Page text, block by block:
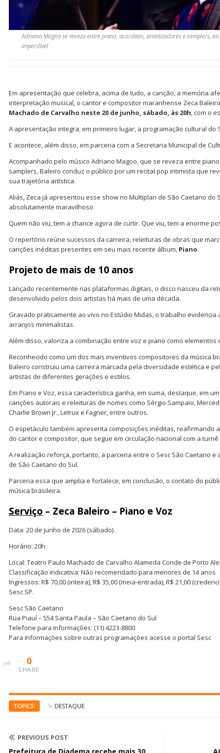
Adriano Magoo se reveza entre piano, acordeon, sintetizadores e samplers,
imperdível
Em apresentação que celebra, acima de tudo, a canção, a memória
interpretação musical, o cantor e compositor maranhense Zeca
Machado de Carvalho neste 20 de junho, sábado, às 20h, com o
A apresentação integra, em primeiro lugar, a programação cultural do
E acontece, além disso, em parceria com a Secretaria Municipal de
Acompanhado pelo músico Adriano Magoo, que se reveza entre
samplers, Baleiro conduz o público por um recital pop intimista que
sua trajetória artística.
Aliás, Zeca já apresentou esse show no Multiplan de São Caetano do
absolutamente maravilhoso.
Quem não viu, tem a chance agora de curtir. Que viu, tem a enorme
O repertório reúne sucessos da carreira, releituras de obras que
canções inéditas presentes em seu mais recente álbum, Piano.
Projeto de mais de 10 anos
Lançado recentemente nas plataformas digitais, o disco nasceu da
desenvolvido pelos dois artistas há mais de uma década.
Gravado praticamente ao vivo no Estúdio Midas, o trabalho
arranjos minimalistas.
Além disso, valoriza a combinação entre voz e piano como
Reconhecido como um dos mais inventivos compositores da música
Baleiro construiu uma carreira marcada pela diversidade estética e
artistas de diferentes gerações e estilos.
Em Piano e Voz, essa característica ganha, em suma, destaque, em
canções autorais e releituras de nomes como Sérgio Sampaio,
Charlie Brown Jr., Letrux e Fagner, entre outros.
O espetáculo também apresenta composições inéditas, reafirmando
do cantor e compositor, que segue em circulação nacional com a
A realização reforça, portanto, a parceria entre o Sesc São Caetano e
de São Caetano do Sul.
Parceria essa que amplia e fortalece, em conclusão, o contato do
música brasileira.
Serviço – Zeca Baleiro – Piano e Voz
Data: 20 de junho de 2026 (sábado)
Horário: 20h
Local: Teatro Paulo Machado de Carvalho Alameda Conde de Porto
Classificação indicativa: Não recomendado para menores de 14 anos
Ingressos: R$ 70,00 (inteira), R$ 35,00 (meia-entrada), R$ 21,00
Sesc SP.
Sesc São Caetano
Rua Piauí – 554 Santa Paula – São Caetano do Sul
Telefone para informações: (11) 4223-8800
Para informações sobre outras programações acesse o portal Sesc
0
SHARE
TOPICS: DESTAQUE
PREVIOUS POST